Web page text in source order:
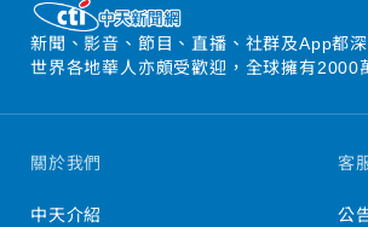
新聞、影音、節目、直播、社群及App都
世界各地華人亦頗受歡迎，全球擁有2000
關於我們
中天介紹
客
公